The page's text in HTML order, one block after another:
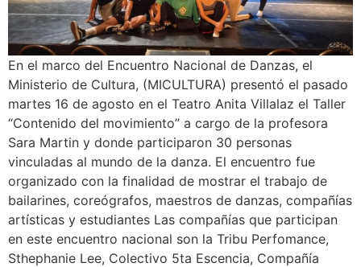
En el marco del Encuentro Nacional de Danzas, el
Ministerio de Cultura, (MICULTURA) presentó el pasado
martes 16 de agosto en el Teatro Anita Villalaz el Taller
“Contenido del movimiento” a cargo de la profesora
Sara Martin y donde participaron 30 personas
vinculadas al mundo de la danza. El encuentro fue
organizado con la finalidad de mostrar el trabajo de
bailarines, coreógrafos, maestros de danzas, compañías
artísticas y estudiantes Las compañías que participan
en este encuentro nacional son la Tribu Perfomance,
Sthephanie Lee, Colectivo 5ta Escencia, Compañía